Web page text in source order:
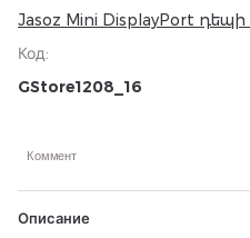
Jasoz Mini DisplayPort դեպի
iMac, Chromebook-ի համար,
ադապտեր
Код:
GStore1208_16
Коммент
Описание